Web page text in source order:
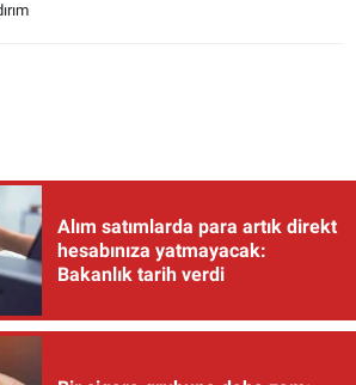
Alım satımlarda para artık direkt
hesabınıza yatmayacak:
Bakanlık tarih verdi